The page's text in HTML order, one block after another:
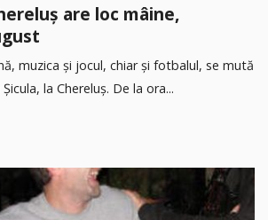
are loc mâine,
muzica și jocul, chiar și fotbalul, se mută
la Chereluș. De la ora...